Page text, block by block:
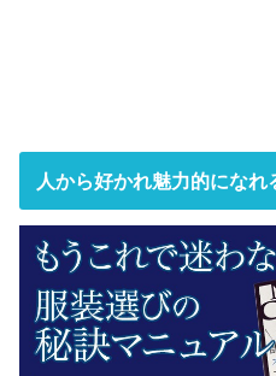
人から好かれ魅力的になれ